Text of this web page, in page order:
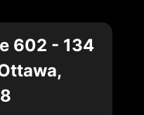
602 - 134